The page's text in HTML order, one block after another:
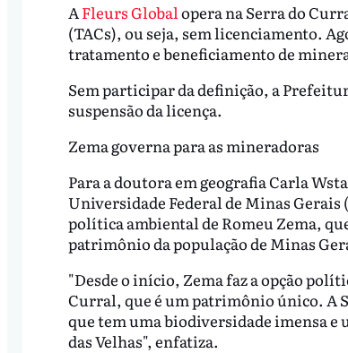
AFleurs Globalopera na Serra do
(TACs), ou seja, sem licenciamento.
tratamento e beneficiamento de
Sem participar da definição, a
suspensão da licença.
Zema governa para as mineradoras
Para a doutora em geografia Carla
Universidade Federal de Minas Gerais
política ambiental de Romeu Zema,
patrimônio da população de Minas
"Desde o início, Zema faz a opção
Curral, que é um patrimônio único.
que tem uma biodiversidade imensa
das Velhas", enfatiza.